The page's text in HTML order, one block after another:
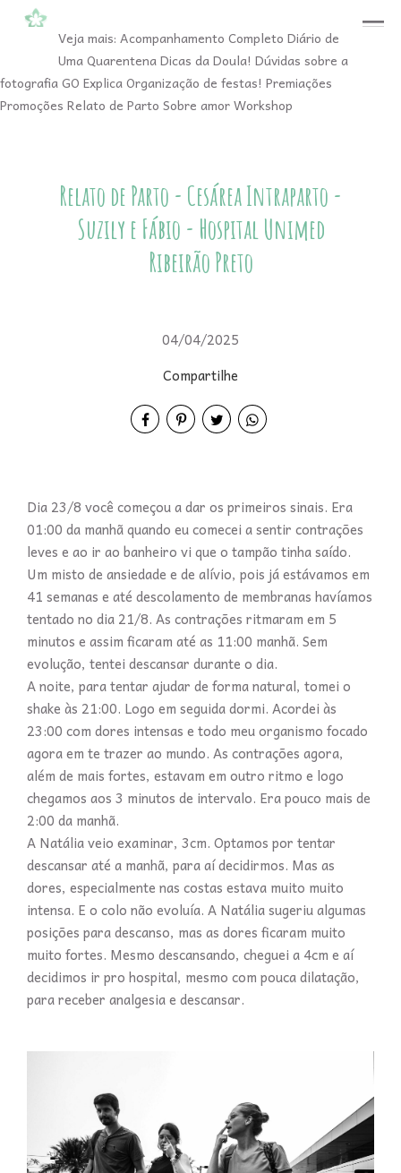
menu
Veja mais: Acompanhamento Completo Diário de
Uma QuarentenaDicas da Doula! Dúvidas sobre a
fotografiaGO ExplicaOrganização de festas! Premiações
Promoções Relato de Parto Sobre amorWorkshop
Relato de Parto - Cesárea Intraparto -
Suzily e Fábio - Hospital Unimed
Ribeirão Preto
04/04/2025
Compartilhe
Dia 23/8 você começou a dar os primeiros sinais. Era
01:00 da manhã quando eu comecei a sentir contrações
leves e ao ir ao banheiro vi que o tampão tinha saído.
Um misto de ansiedade e de alívio, pois já estávamos em
41 semanas e até descolamento de membranas havíamos
tentado no dia 21/8. As contrações ritmaram em 5
minutos e assim ficaram até as 11:00 manhã. Sem
evolução, tentei descansar durante o dia.
A noite, para tentar ajudar de forma natural, tomei o
shake às 21:00. Logo em seguida dormi. Acordei às
23:00 com dores intensas e todo meu organismo focado
agora em te trazer ao mundo. As contrações agora,
além de mais fortes, estavam em outro ritmo e logo
chegamos aos 3 minutos de intervalo. Era pouco mais de
2:00 da manhã.
A Natália veio examinar, 3cm. Optamos por tentar
descansar até a manhã, para aí decidirmos. Mas as
dores, especialmente nas costas estava muito muito
intensa. E o colo não evoluía. A Natália sugeriu algumas
posições para descanso, mas as dores ficaram muito
muito fortes. Mesmo descansando, cheguei a 4cm e aí
decidimos ir pro hospital, mesmo com pouca dilatação,
para receber analgesia e descansar.